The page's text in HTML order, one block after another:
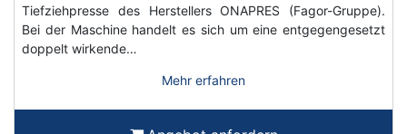
Tiefziehpresse des Herstellers ONAPRES (Fagor-Gruppe).
Bei der Maschine handelt es sich um eine entgegengesetzt
doppelt wirkende…
Mehr erfahren